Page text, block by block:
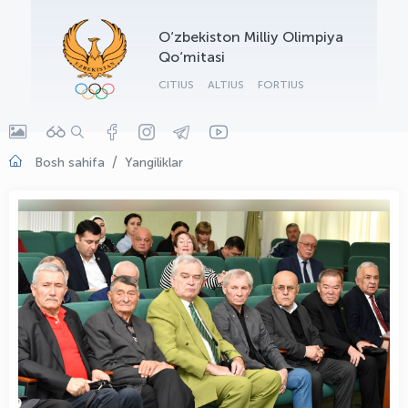
O‘zbekiston Milliy Olimpiya
Qo‘mitasi
CITIUS ALTIUS FORTIUS
Bosh sahifa Yangiliklar
OLYMPCHIK AI - yordamchi
Onlayn · olympic.uz